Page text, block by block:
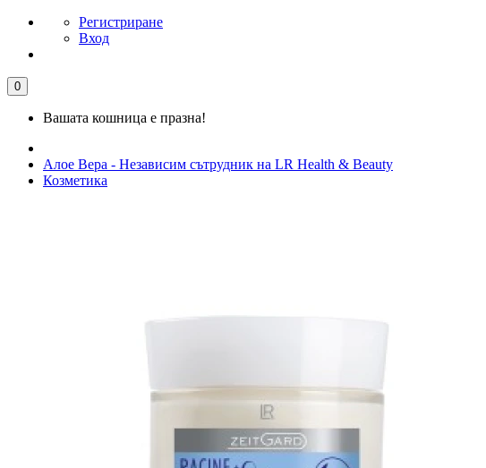
Регистриране
Вход
0
Вашата кошница е празна!
Алое Вера - Независим сътрудник на LR Health & Beauty
Козметика